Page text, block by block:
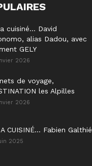
cuisiné… David
alias Dadou, avec
GELY
2026
de voyage,
les Alpilles
2026
CUISINÉ… Fabien Galthié
2025